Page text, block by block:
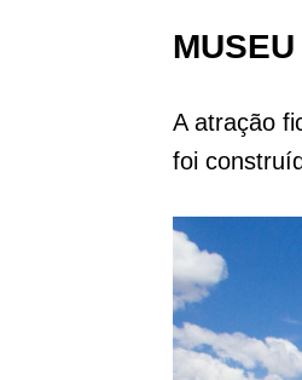
A atração
foi